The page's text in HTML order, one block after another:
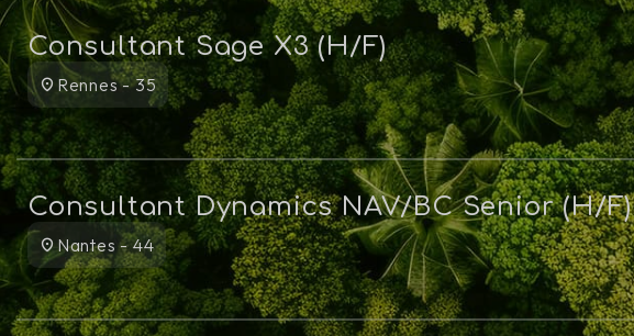
Consultant Sage X3 (H/F)
Rennes - 35
Consultant Dynamics NAV/BC Senior (H/F)
Nantes - 44